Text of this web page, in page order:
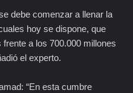
debe comenzar a llenar la
hoy se dispone, que
a los 700.000 millones
el experto.
“En esta cumbre